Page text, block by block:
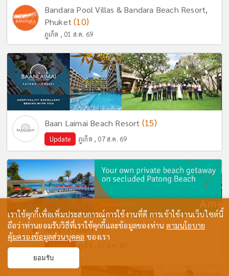
Bandara Pool Villas & Bandara Beach Resort,
Phuket(10)
ภูเก็ต , 01 ส.ค. 69
Baan Laimai Beach Resort (15)
Update ภูเก็ต , 07 ส.ค. 69
Amari Phuket(5)
Update
เราใช้คุกกี้เพื่อเพิ่มประสบการณ์การใช้งานที่ดี การเข้าใช้งานเว็บไซต์นี้
ถือว่าท่านยอมรับวิธีที่เราใช้คุกกี้และข้อมูลของท่านตามนโยบาย
คุ้มครองข้อมูลส่วนบุคคล ของเรา
ยอมรับ